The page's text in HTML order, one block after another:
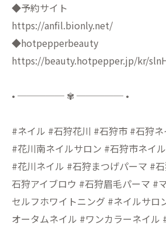
◆予約サイト
https://anfil.bionly.net/
◆hotpepperbeauty
https://beauty.hotpepper.jp/kr/
• ───── ✾ ───── •
#ネイル #石狩花川 #石狩市 #石狩
#花川南ネイルサロン #石狩市ネイ
#花川ネイル #石狩まつげパーマ #
石狩アイブロウ #石狩眉毛パーマ #
セルフホワイトニング #ネイルサロ
オータムネイル #ワンカラーネイル